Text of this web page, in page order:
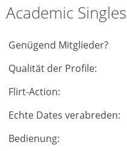
Academic
Genügend Mitglieder?
Qualität der Profile:
Flirt-Action:
Echte Dates verabreden:
Bedienung: